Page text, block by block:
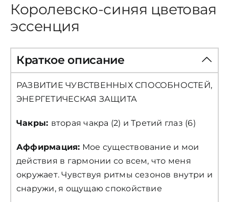
УСЛУГИ
БЛОГ
Королевско-синяя цветовая
эссенция
Краткое описание
РАЗВИТИЕ ЧУВСТВЕННЫХ СПОСОБНОСТЕЙ,
ЭНЕРГЕТИЧЕСКАЯ ЗАЩИТА
Чакры: вторая чакра (2) и Третий глаз (6)
Аффирмация: Мое существование и мои
действия в гармонии со всем, что меня
окружает. Чувствуя ритмы сезонов внутри и
снаружи, я ощущаю спокойствие